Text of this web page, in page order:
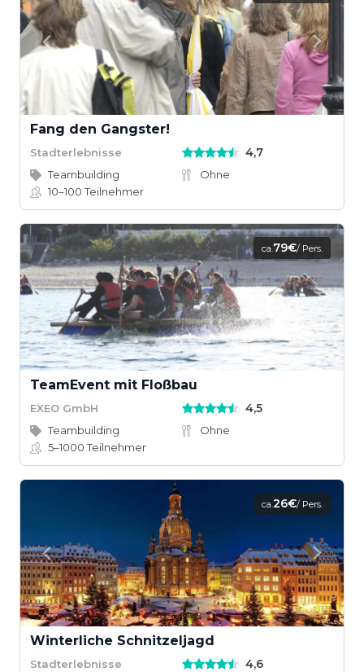
Fang den Gangster!
Stadterlebnisse 4,7
Teambuilding
Ohne
10–100Teilnehmer
ca.79€/ Pers.
TeamEvent mit Floßbau
EXEO GmbH 4,5
Teambuilding
Ohne
5–1000Teilnehmer
ca.26€/ Pers.
Winterliche Schnitzeljagd
Stadterlebnisse 4,6